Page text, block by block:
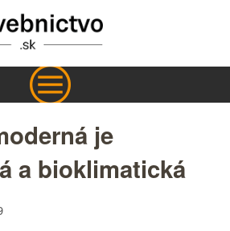
je
a bioklimatická